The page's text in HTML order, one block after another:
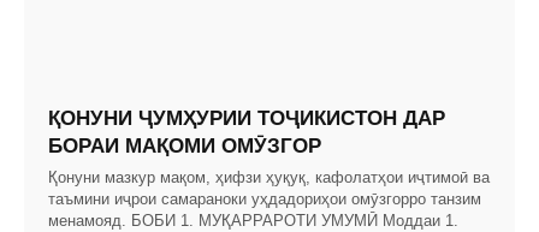
ҚОНУНИ ҶУМҲУРИИ ТОҶИКИСТОН ДАР
БОРАИ МАҚОМИ ОМӮЗГОР
Қонуни мазкур мақом, ҳифзи ҳуқуқ, кафолатҳои иҷтимоӣ ва
таъмини иҷрои самараноки уҳдадориҳои омӯзгорро танзим
менамояд. БОБИ 1. МУҚАРРАРОТИ УМУМӢ Моддаи 1.